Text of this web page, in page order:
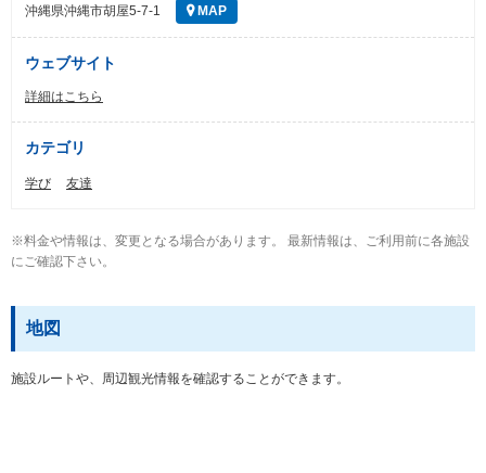
沖縄県沖縄市胡屋5-7-1 MAP
ウェブサイト
詳細はこちら
カテゴリ
学び 友達
※料金や情報は、変更となる場合があります。 最新情報は、ご利用前に各施設
にご確認下さい。
地図
施設ルートや、周辺観光情報を確認することができます。